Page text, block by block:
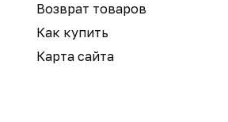
Возврат товаров
Как купить
Карта сайта